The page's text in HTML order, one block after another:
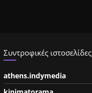
Συντροφικές ιστοσελίδες
athens.indymedia